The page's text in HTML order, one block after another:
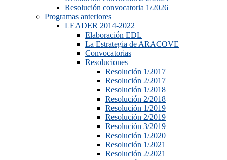
Resolución convocatoria 1/2026
Programas anteriores
LEADER 2014-2022
Elaboración EDL
La Estrategia de ARACOVE
Convocatorias
Resoluciones
Resolución 1/2017
Resolución 2/2017
Resolución 1/2018
Resolución 2/2018
Resolución 1/2019
Resolución 2/2019
Resolución 3/2019
Resolución 1/2020
Resolución 1/2021
Resolución 2/2021